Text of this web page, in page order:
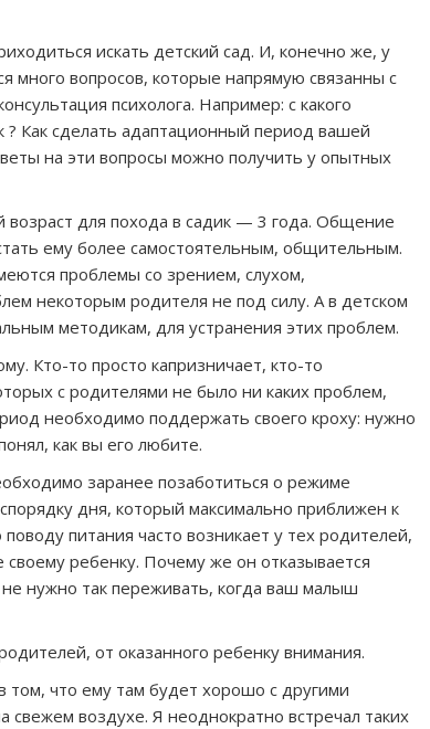
искать детский сад. И, конечно же, у
много вопросов, которые напрямую связанны с
психолога. Например: с какого
? Как сделать адаптационный период вашей
на эти вопросы можно получить у опытных
для похода в садик — 3 года. Общение
ему более самостоятельным, общительным.
проблемы со зрением, слухом,
некоторым родителя не под силу. А в детском
методикам, для устранения этих проблем.
Кто-то просто капризничает, кто-то
с родителями не было ни каких проблем,
необходимо поддержать своего кроху: нужно
как вы его любите.
заранее позаботиться о режиме
дня, который максимально приближен к
питания часто возникает у тех родителей,
своему ребенку. Почему же он отказывается
нужно так переживать, когда ваш малыш
от оказанного ребенку внимания.
что ему там будет хорошо с другими
свежем воздухе. Я неоднократно встречал таких